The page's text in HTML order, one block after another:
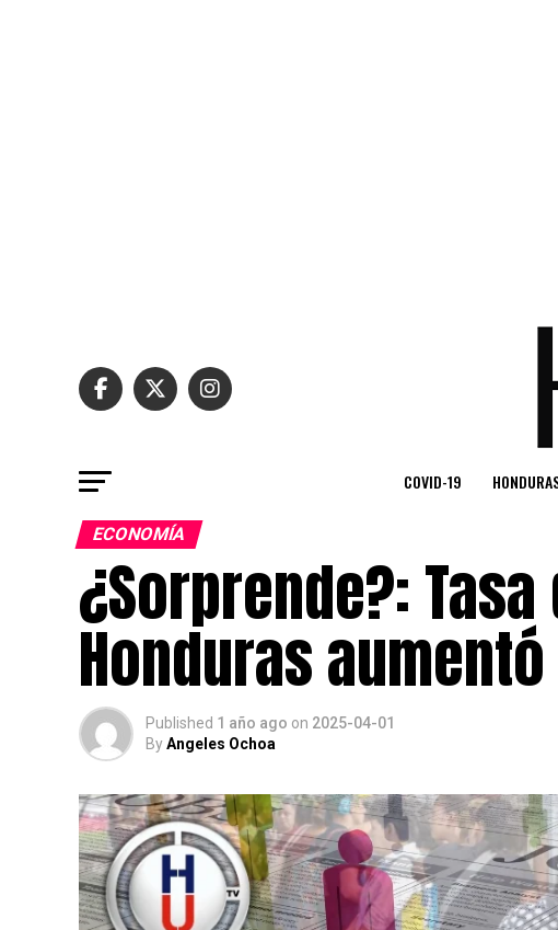
COVID-19
ECONOMÍA
¿Sorprende?:
Honduras
Published 1 año ago on 2025-04-01
ByAngeles Ochoa